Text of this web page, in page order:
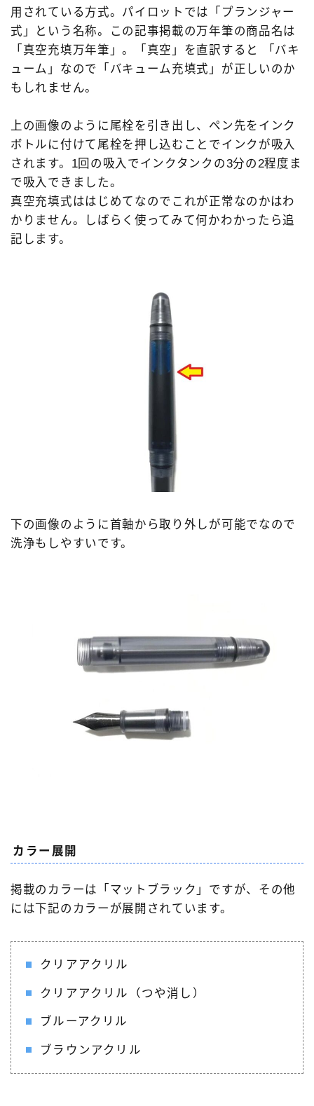
用されている方式。パイロットでは「プランジャー
式」という名称。この記事掲載の万年筆の商品名は
「真空充填万年筆」。「真空」を直訳すると 「バキ
ューム」なので「バキューム充填式」が正しいのか
もしれません。
上の画像のように尾栓を引き出し、ペン先をインク
ボトルに付けて尾栓を押し込むことでインクが吸入
されます。1回の吸入でインクタンクの3分の2程度ま
で吸入できました。
真空充填式ははじめてなのでこれが正常なのかはわ
かりません。しばらく使ってみて何かわかったら追
記します。
下の画像のように首軸から取り外しが可能でなので
洗浄もしやすいです。
カラー展開
掲載のカラーは「マットブラック」ですが、その他
には下記のカラーが展開されています。
クリアアクリル
クリアアクリル（つや消し）
ブルーアクリル
ブラウンアクリル